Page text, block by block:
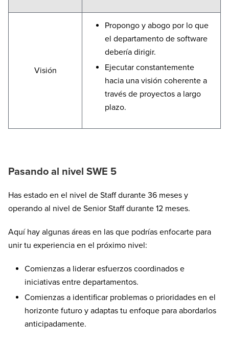
Visión
Propongo y abogo por lo que
el departamento de software
debería dirigir.
Ejecutar constantemente
hacia una visión coherente a
través de proyectos a largo
plazo.
Pasando al nivel SWE 5
Has estado en el nivel de Staff durante 36 meses y
operando al nivel de Senior Staff durante 12 meses.
Aquí hay algunas áreas en las que podrías enfocarte para
unir tu experiencia en el próximo nivel:
Comienzas a liderar esfuerzos coordinados e
iniciativas entre departamentos.
Comienzas a identificar problemas o prioridades en el
horizonte futuro y adaptas tu enfoque para abordarlos
anticipadamente.